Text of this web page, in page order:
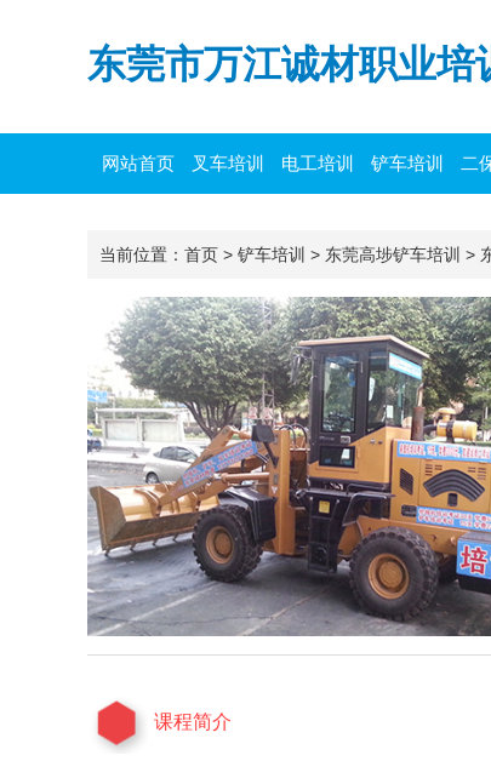
东莞市万江诚材职业培
网站首页 叉车培训 电工培训 铲车培训 二
当前位置： 首页 > 铲车培训 > 东莞高埗铲车培训 >
课程简介